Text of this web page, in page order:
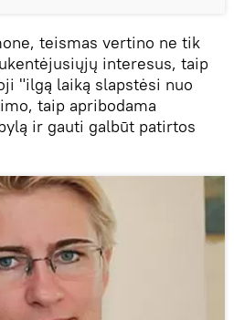
teismas vertino ne tik
interesus, taip
"ilgą laiką slapstėsi nuo
taip apribodama
ir gauti galbūt patirtos